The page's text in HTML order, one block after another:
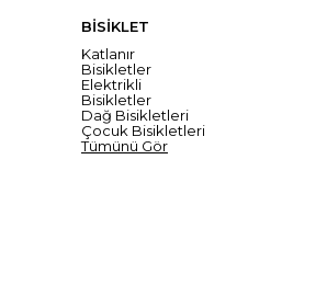
BİSİKLET
Katlanır
Bisikletler
Elektrikli
Bisikletler
Dağ Bisikletleri
Çocuk Bisikletleri
Tümünü Gör